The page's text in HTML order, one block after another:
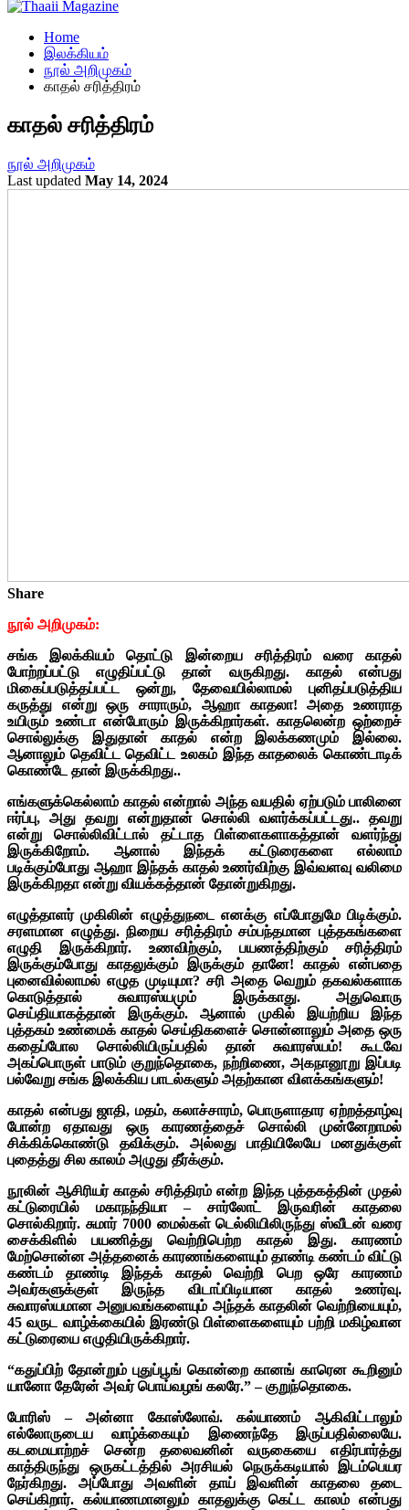
Home
இலக்கியம்
நூல் அறிமுகம்
காதல் சரித்திரம்
காதல் சரித்திரம்
நூல் அறிமுகம்
Last updated May 14, 2024
Share
நூல் அறிமுகம்:
சங்க இலக்கியம் தொட்டு இன்றைய சரித்திரம் வரை காதல்
போற்றப்பட்டு எழுதிப்பட்டு தான் வருகிறது. காதல் என்பது
மிகைப்படுத்தப்பட்ட ஒன்று, தேவையில்லாமல் புனிதப்படுத்திய
கருத்து என்று ஒரு சாராரும், ஆஹா காதலா! அதை உணராத
உயிரும் உண்டா என்போரும் இருக்கிறார்கள். காதலென்ற ஒற்றைச்
சொல்லுக்கு இதுதான் காதல் என்ற இலக்கணமும் இல்லை.
ஆனாலும் தெவிட்ட தெவிட்ட உலகம் இந்த காதலைக் கொண்டாடிக்
கொண்டே தான் இருக்கிறது..
எங்களுக்கெல்லாம் காதல் என்றால் அந்த வயதில் ஏற்படும் பாலினை
ஈர்ப்பு, அது தவறு என்றுதான் சொல்லி வளர்க்கப்பட்டது.. தவறு
என்று சொல்லிவிட்டால் தட்டாத பிள்ளைகளாகத்தான் வளர்ந்து
இருக்கிறோம். ஆனால் இந்தக் கட்டுரைகளை எல்லாம்
படிக்கும்போது ஆஹா இந்தக் காதல் உணர்விற்கு இவ்வளவு வலிமை
இருக்கிறதா என்று வியக்கத்தான் தோன்றுகிறது.
எழுத்தாளர் முகிலின் எழுத்துநடை எனக்கு எப்போதுமே பிடிக்கும்.
சரளமான எழுத்து. நிறைய சரித்திரம் சம்பந்தமான புத்தகங்களை
எழுதி இருக்கிறார். உணவிற்கும், பயணத்திற்கும் சரித்திரம்
இருக்கும்போது காதலுக்கும் இருக்கும் தானே! காதல் என்பதை
புனைவில்லாமல் எழுத முடியுமா? சரி அதை வெறும் தகவல்களாக
கொடுத்தால் சுவாரஸ்யமும் இருக்காது. அதுவொரு
செய்தியாகத்தான் இருக்கும். ஆனால் முகில் இயற்றிய இந்த
புத்தகம் உண்மைக் காதல் செய்திகளைச் சொன்னாலும் அதை ஒரு
கதைப்போல சொல்லியிருப்பதில் தான் சுவாரஸ்யம்! கூடவே
அகப்பொருள் பாடும் குறுந்தொகை, நற்றிணை, அகநானூறு இப்படி
பல்வேறு சங்க இலக்கிய பாடல்களும் அதற்கான விளக்கங்களும்!
காதல் என்பது ஜாதி, மதம், கலாச்சாரம், பொருளாதார ஏற்றத்தாழ்வு
போன்ற ஏதாவது ஒரு காரணத்தைச் சொல்லி முன்னேறாமல்
சிக்கிக்கொண்டு தவிக்கும். அல்லது பாதியிலேயே மனதுக்குள்
புதைத்து சில காலம் அழுது தீர்க்கும்.
நூலின் ஆசிரியர் காதல் சரித்திரம் என்ற இந்த புத்தகத்தின் முதல்
கட்டுரையில் மகாநந்தியா – சார்லோட் இருவரின் காதலை
சொல்கிறார். சுமார் 7000 மைல்கள் டெல்லியிலிருந்து ஸ்வீடன் வரை
சைக்கிளில் பயணித்து வெற்றிபெற்ற காதல் இது. காரணம்
மேற்சொன்ன அத்தனைக் காரணங்களையும் தாண்டி கண்டம் விட்டு
கண்டம் தாண்டி இந்தக் காதல் வெற்றி பெற ஒரே காரணம்
அவர்களுக்குள் இருந்த விடாப்பிடியான காதல் உணர்வு.
சுவாரஸ்யமான அனுபவங்களையும் அந்தக் காதலின் வெற்றியையும்,
45 வருட வாழ்க்கையில் இரண்டு பிள்ளைகளையும் பற்றி மகிழ்வான
கட்டுரையை எழுதியிருக்கிறார்.
“கதுப்பிற் தோன்றும் புதுப்பூங் கொன்றை கானங் காரென கூறினும்
யானோ தேரேன் அவர் பொய்வழங் கலரே.” – குறுந்தொகை.
போரிஸ் – அன்னா கோஸ்லோவ். கல்யாணம் ஆகிவிட்டாலும்
எல்லோருடைய வாழ்க்கையும் இணைந்தே இருப்பதில்லையே.
கடமையாற்றச் சென்ற தலைவனின் வருகையை எதிர்பார்த்து
காத்திருந்து ஒருகட்டத்தில் அரசியல் நெருக்கடியால் இடம்பெயர
நேர்கிறது. அப்போது அவளின் தாய் இவளின் காதலை தடை
செய்கிறார். கல்யாணமானலும் காதலுக்கு கெட்ட காலம் என்பது